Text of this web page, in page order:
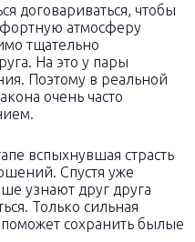
договариваться, чтобы
атмосферу
тщательно
На это у пары
Поэтому в реальной
очень часто
вспыхнувшая страсть
Спустя уже
узнают друг друга
Только сильная
сохранить былые